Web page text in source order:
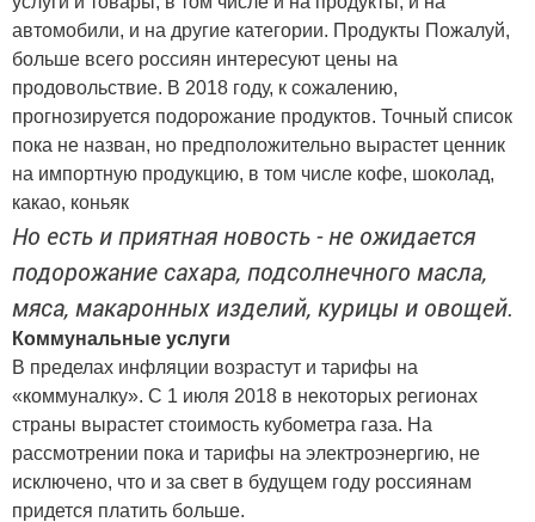
автомобили, и на другие категории. Продукты Пожалуй,
больше всего россиян интересуют цены на
продовольствие. В 2018 году, к сожалению,
прогнозируется подорожание продуктов. Точный список
пока не назван, но предположительно вырастет ценник
на импортную продукцию, в том числе кофе, шоколад,
какао, коньяк
Но есть и приятная новость - не ожидается
подорожание сахара, подсолнечного масла,
мяса, макаронных изделий, курицы и овощей.
Коммунальные услуги
В пределах инфляции возрастут и тарифы на
«коммуналку». С 1 июля 2018 в некоторых регионах
страны вырастет стоимость кубометра газа. На
рассмотрении пока и тарифы на электроэнергию, не
исключено, что и за свет в будущем году россиянам
придется платить больше.